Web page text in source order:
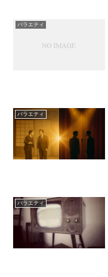
バラエティ
バラエティ
バラエティ